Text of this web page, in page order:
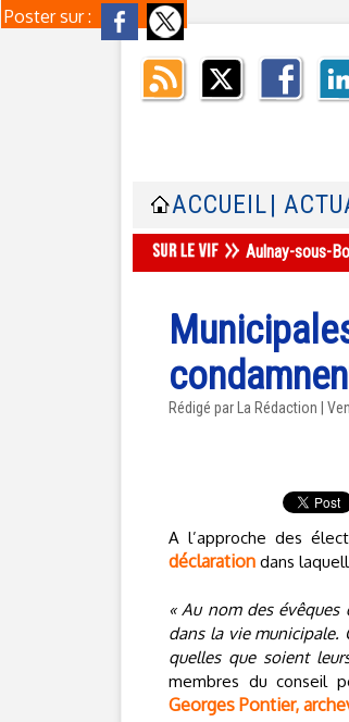
Poster sur :
ACCUEIL |
Aulnay-sous-
Rédigé par La Rédaction |
A l’approche des
déclaration dans
« Au nom des
dans la vie municipale.
quelles que soient
membres du conseil
Georges Pontier,